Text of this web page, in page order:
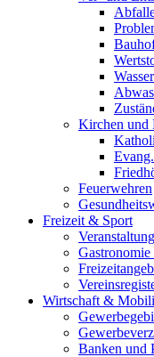
Kirchen und
Feuerwehren
Freizeit & Sport
Wirtschaft &
Banken und